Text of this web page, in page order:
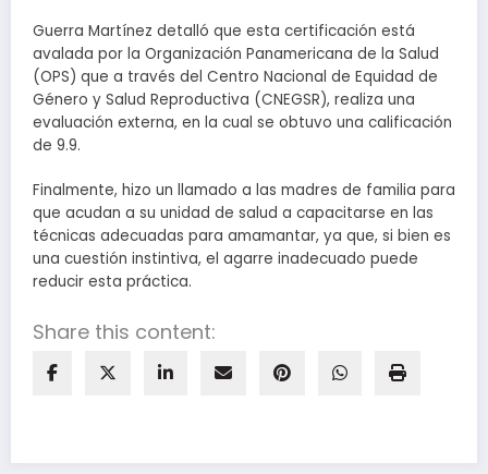
Guerra Martínez detalló que esta certificación está
avalada por la Organización Panamericana de la Salud
(OPS) que a través del Centro Nacional de Equidad de
Género y Salud Reproductiva (CNEGSR), realiza una
evaluación externa, en la cual se obtuvo una calificación
de 9.9.
Finalmente, hizo un llamado a las madres de familia para
que acudan a su unidad de salud a capacitarse en las
técnicas adecuadas para amamantar, ya que, si bien es
una cuestión instintiva, el agarre inadecuado puede
reducir esta práctica.
Share this content: